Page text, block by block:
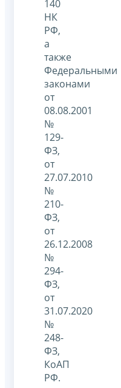
140
НК
РФ,
а
также
Федеральными
законами
от
08.08.2001
№
129-
ФЗ,
от
27.07.2010
№
210-
ФЗ,
от
26.12.2008
№
294-
ФЗ,
от
31.07.2020
№
248-
ФЗ,
КоАП
РФ.